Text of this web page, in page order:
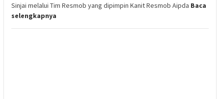
Sinjai melalui Tim Resmob yang dipimpin Kanit Resmob Aipda Baca
selengkapnya